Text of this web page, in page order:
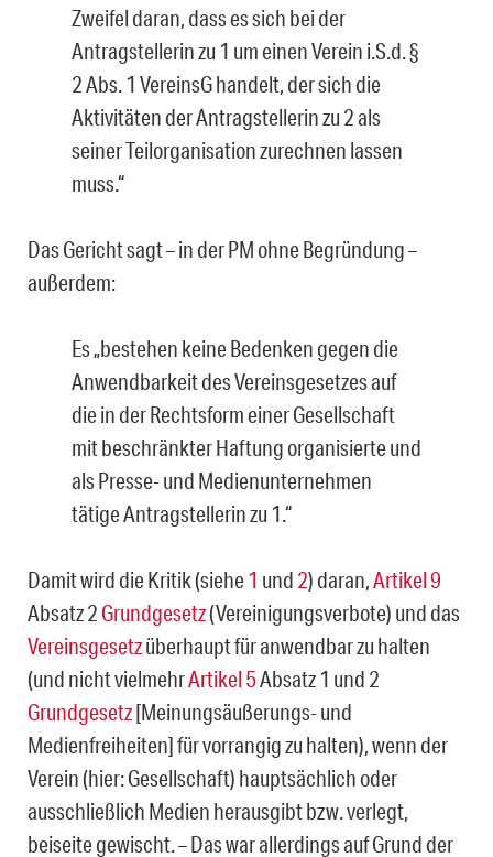
Zweifel daran, dass es sich bei der
Antragstellerin zu 1 um einen Verein i.S.d. §
2 Abs. 1 VereinsG handelt, der sich die
Aktivitäten der Antragstellerin zu 2 als
seiner Teilorganisation zurechnen lassen
muss.“
Das Gericht sagt – in der PM ohne Begründung –
außerdem:
Es „bestehen keine Bedenken gegen die
Anwendbarkeit des Vereinsgesetzes auf
die in der Rechtsform einer Gesellschaft
mit beschränkter Haftung organisierte und
als Presse- und Medienunternehmen
tätige Antragstellerin zu 1.“
Damit wird die Kritik (siehe1 und 2) daran,Artikel 9
Absatz 2 Grundgesetz(Vereinigungsverbote) und das
Vereinsgesetzüberhaupt für anwendbar zu halten
(und nicht vielmehrArtikel 5Absatz 1 und 2
Grundgesetz[Meinungsäußerungs- und
Medienfreiheiten] für vorrangig zu halten), wenn der
Verein (hier: Gesellschaft) hauptsächlich oder
ausschließlich Medien herausgibt bzw. verlegt,
beiseite gewischt. – Das war allerdings auf Grund der